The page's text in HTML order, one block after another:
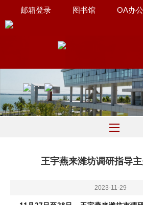
OA办公
图书馆
邮箱登录
∷
王宇燕来潍坊调研指导
2023-11-29